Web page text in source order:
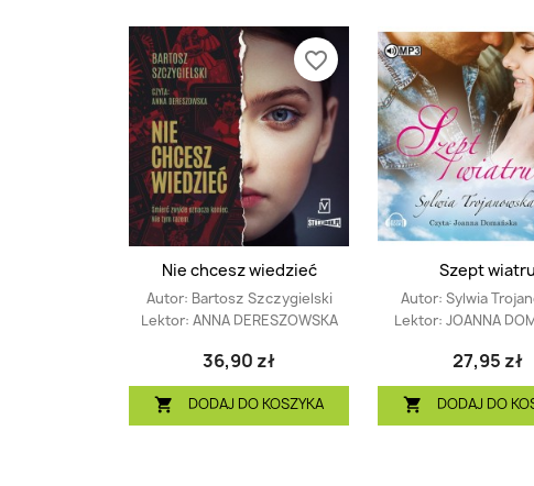
Nie chcesz wiedzieć
Autor: Bartosz Szczygielski
Lektor: ANNA DERESZOWSKA
36,90 zł
 DODAJ DO KOSZYKA
favorite_border
Szept wiatru
Autor: Sylwia
Lektor: JOANNA
27,95 zł
 DODAJ DO